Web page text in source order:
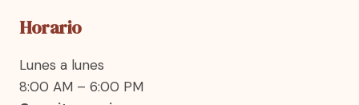
Horario
Lunes a lunes
8:00 AM – 6:00 PM